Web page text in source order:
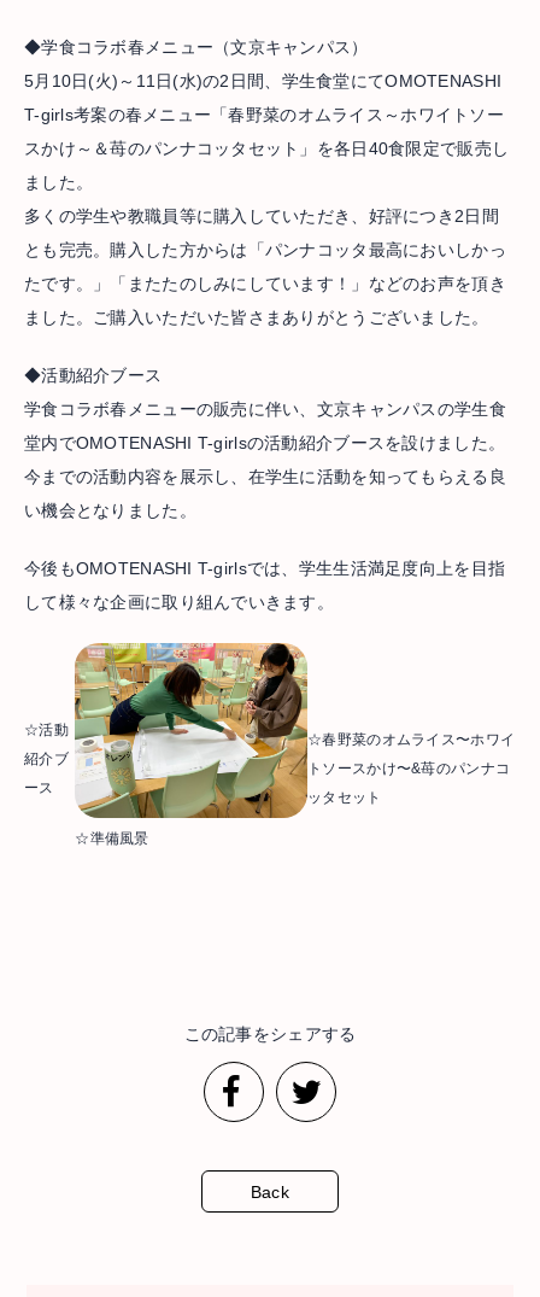
◆学食コラボ春メニュー（文京キャンパス）
5月10日(火)～11日(水)の2日間、学生食堂にてOMOTENASHI
T-girls考案の春メニュー「春野菜のオムライス～ホワイトソー
スかけ～＆苺のパンナコッタセット」を各日40食限定で販売し
ました。
多くの学生や教職員等に購入していただき、好評につき2日間
とも完売。購入した方からは「パンナコッタ最高においしかっ
たです。」「またたのしみにしています！」などのお声を頂き
ました。ご購入いただいた皆さまありがとうございました。
◆活動紹介ブース
学食コラボ春メニューの販売に伴い、文京キャンパスの学生食
堂内でOMOTENASHI T-girlsの活動紹介ブースを設けました。
今までの活動内容を展示し、在学生に活動を知ってもらえる良
い機会となりました。
今後もOMOTENASHI T-girlsでは、学生生活満足度向上を目指
して様々な企画に取り組んでいきます。
☆活動
紹介ブ
ース
☆準備風景
☆春野菜のオムライス〜ホワイ
トソースかけ〜&苺のパンナコ
ッタセット
この記事をシェアする
Back